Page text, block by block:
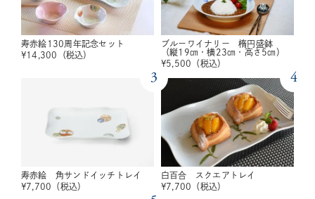
寿赤絵130周年記念セット
¥14,300 （税込）
ブルーワイナリー 楕円盛鉢
（縦19㎝・横23㎝・高さ5㎝）
¥5,500 （税込）
3
寿赤絵 角サンドイッチトレイ
¥7,700 （税込）
4
白百合 スクエアトレイ
¥7,700 （税込）